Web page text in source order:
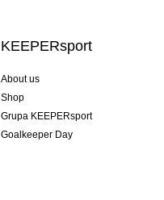
KEEPERsport
About us
Shop
Grupa KEEPERsport
Goalkeeper Day